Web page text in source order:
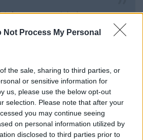
Not Process My Personal
the sale, sharing to third parties, or
or sensitive information for
us, please use the below opt-out
selection. Please note that after your
you may continue seeing
on personal information utilized by
disclosed to third parties prior to
forse ma non credo lo sia
nè esistenziale nè . ringrazio per per i
per abitudine. devo prendere visione